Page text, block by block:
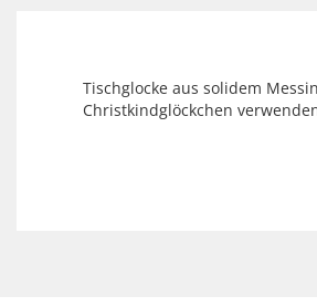
Tischglocke aus solidem
Christkindglöckchen